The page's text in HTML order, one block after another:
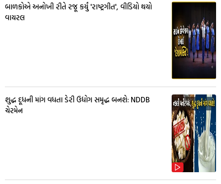
બાળકોએ અનોખી રીતે રજૂ કર્યું 'રાષ્ટ્રગીત', વીડિયો થયો
વાયરલ
શુદ્ધ દૂધની માંગ વધતા ડેરી ઉદ્યોગ સમૃદ્ધ બનશે: NDDB
ચેરમેન